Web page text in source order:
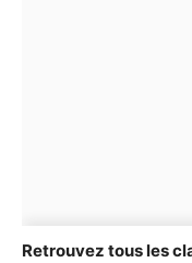
Retrouvez tous les